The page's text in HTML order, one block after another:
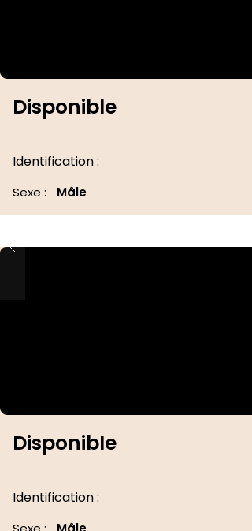
Disponible
Identification :
Sexe : Mâle
Disponible
Identification :